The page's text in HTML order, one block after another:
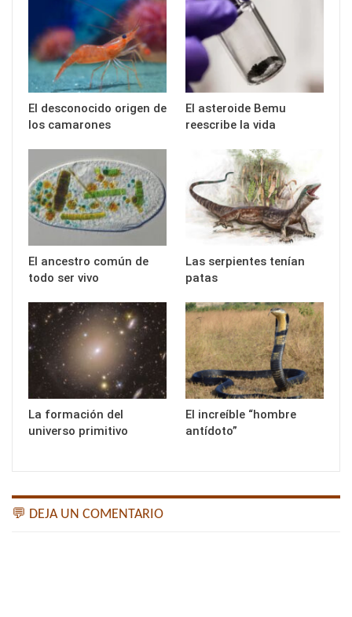
El desconocido origen de
los camarones
El asteroide Bemu
reescribe la vida
El ancestro común de
todo ser vivo
Las serpientes tenían
patas
La formación del
universo primitivo
El increíble “hombre
antídoto”
💬 DEJA UN COMENTARIO